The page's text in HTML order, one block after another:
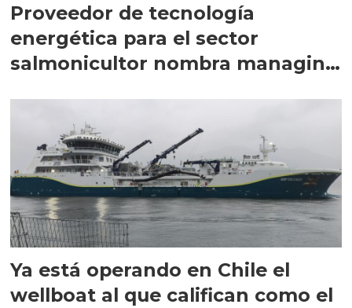
Proveedor de tecnología
energética para el sector
salmonicultor nombra managing
Ya está operando en Chile el
wellboat al que califican como el